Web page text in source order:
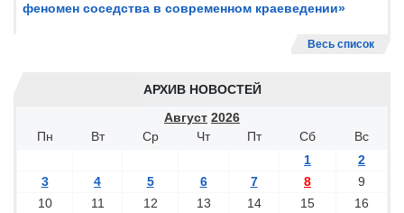
феномен соседства в современном краеведении»
Весь список
АРХИВ НОВОСТЕЙ
Август 2026
Пн
Вт Ср Чт Пт Сб
Вс
1
2
3
4 5 6 7 8
9
10
11 12 13 14 15
16